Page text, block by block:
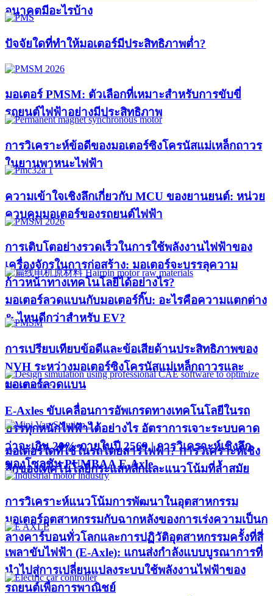
อนาคตมีอะไรบ้าง
ปัจจัยใดที่ทำให้มอเตอร์มีประสิทธิภาพต่ำ?
มอเตอร์ PMSM: ตัวเลือกที่เหมาะสำหรับการขับขี่
รถยนต์ไฟฟ้าอย่างมีประสิทธิภาพ
การวิเคราะห์ข้อดีของมอเตอร์ซิงโครนัสแม่เหล็กถาวร
ในยานพาหนะไฟฟ้า
ความเข้าใจเชิงลึกเกี่ยวกับ MCU ของยานยนต์: หน่วย
ควบคุมมอเตอร์ของรถยนต์ไฟฟ้า
การเติบโตอย่างรวดเร็วในการใช้พลังงานไฟฟ้าของ
เครื่องจักรในการก่อสร้าง: มอเตอร์จะบรรลุความ
ก้าวหน้าทางเทคโนโลยีได้อย่างไร?​
มอเตอร์ลวดแบนกับมอเตอร์กิ๊บ: อะไรคือความแตกต่าง
& ไหนดีกว่าสำหรับ EV?
การเปรียบเทียบข้อดีและข้อเสียด้านประสิทธิภาพของ
NVH ระหว่างมอเตอร์ซิงโครนัสแม่เหล็กถาวรและ
มอเตอร์ลวดแบน
E-Axles ขับเคลื่อนการอัพเกรดทางเทคโนโลยีในรถ
บรรทุกหนักไฟฟ้าได้อย่างไร อัตราการเจาะระบบคาด
ว่าจะเกิน 20% ภายในปี 2569 | การวิเคราะห์เชิงลึก
ของโซลูชัน PUMBAA E-Axle
มอเตอร์ใดที่ใช้ในรถโดยสารไฟฟ้า? การวิเคราะห์เชิง
ลึกของเทคโนโลยีกระแสหลักและแนวโน้มที่ล้ำสมัย
การวิเคราะห์แนวโน้มการพัฒนาในอุตสาหกรรม
มอเตอร์อุตสาหกรรมกับฉากหลังของการเร่งความเป็นก
ลางคาร์บอนทั่วโลกและการปฏิวัติอุตสาหกรรมครั้งที่สี่
เพลาขับไฟฟ้า (E-Axle): แกนส่งกำลังแบบบูรณาการที่
นำไปสู่การเปลี่ยนแปลงระบบใช้พลังงานไฟฟ้าของ
รถยนต์เพื่อการพาณิชย์